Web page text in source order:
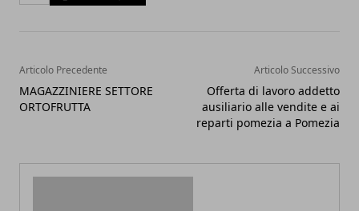
Articolo Precedente
MAGAZZINIERE SETTORE
ORTOFRUTTA
Articolo Successivo
Offerta di lavoro addetto
ausiliario alle vendite e ai
reparti pomezia a Pomezia